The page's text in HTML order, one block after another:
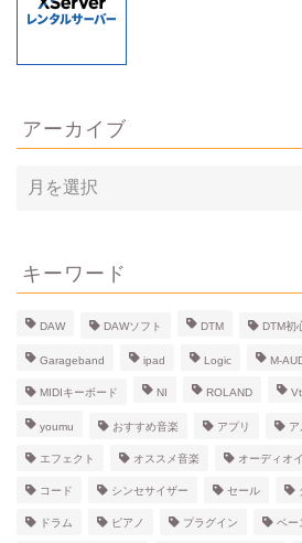
アーカイブ
ア
ー
ブ
キーワード
DAW DAWソフト DTM DTM初
Garageband ipad Logic M-
MIDIキーボード NI ROLAND
youmu おすすめ音楽 アプリ
エフェクト オススメ音楽 オーディオ
コード シンセサイザー セール
ドラム ピアノ プラグイン ベー